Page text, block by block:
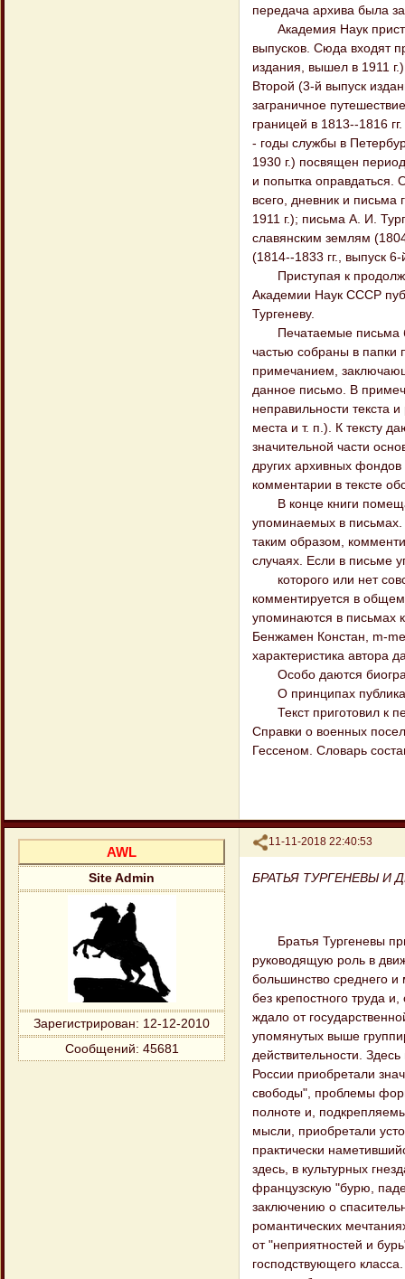
передача архива была
Академия Наук
выпусков. Сюда входят
издания, вышел в 1911
Второй (3-й выпуск
заграничное
границей в 1813--1816
- годы службы в
1930 г.) посвящен
и попытка оправдаться.
всего, дневник и письма
1911 г.); письма А. И.
славянским землям
(1814--1833 гг., выпуск
Приступая к
Академии Наук СССР
Тургеневу.
Печатаемые письма
частью собраны в папки
примечанием,
данное письмо. В
неправильности текста
места и т. п.). К тексту
значительной части
других архивных
комментарии в тексте
В конце книги
упоминаемых в письмах.
таким образом,
случаях. Если в письме
которого или нет
комментируется в общем
упоминаются в письмах
Бенжамен Констан, m-
характеристика автора
Особо даются
О принципах
Текст приготовил к
Справки о военных
Гессеном. Словарь
Поделиться
11-11-2018 22:40:53
AWL
Site Admin
Зарегистрирован: 12-12-2010
Сообщений: 45681
БРАТЬЯ ТУРГЕНЕВЫ И
Братья Тургеневы
руководящую роль в
большинство среднего
без крепостного труда
ждало от
упомянутых выше
действительности.
России приобретали
свободы", проблемы
полноте и,
мысли, приобретали
практически
здесь, в культурных
французскую "бурю,
заключению о
романтических
от "неприятностей и
господствующего